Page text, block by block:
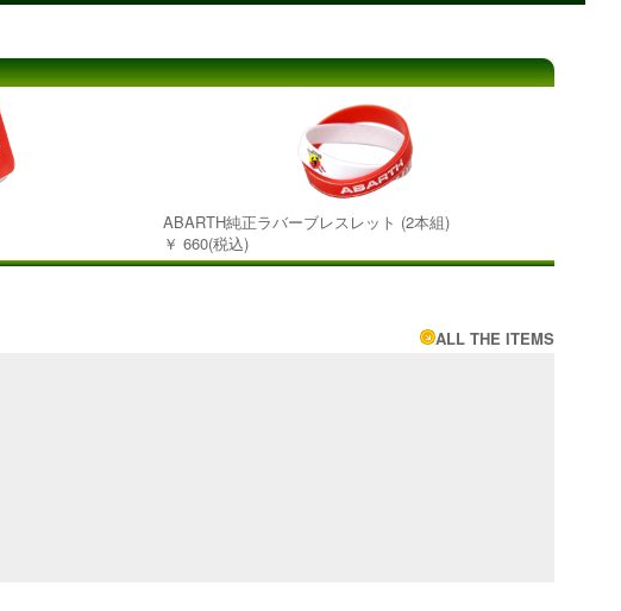
ABARTH純正ラバーブレスレット (2本組)
￥ 660(税込)
ALL THE ITEMS